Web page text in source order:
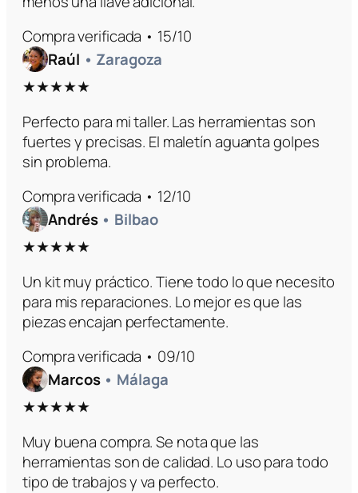
Compra verificada • 15/10
Raúl • Zaragoza
★★★★★
Perfecto para mi taller. Las herramientas son
fuertes y precisas. El maletín aguanta golpes
sin problema.
Compra verificada • 12/10
Andrés • Bilbao
★★★★★
Un kit muy práctico. Tiene todo lo que necesito
para mis reparaciones. Lo mejor es que las
piezas encajan perfectamente.
Compra verificada • 09/10
Marcos • Málaga
★★★★★
Muy buena compra. Se nota que las
herramientas son de calidad. Lo uso para todo
tipo de trabajos y va perfecto.